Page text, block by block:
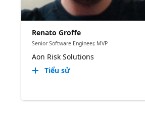
Renato Groffe
Senior Software Engineer, MVP
Aon Risk Solutions
Tiểu sử